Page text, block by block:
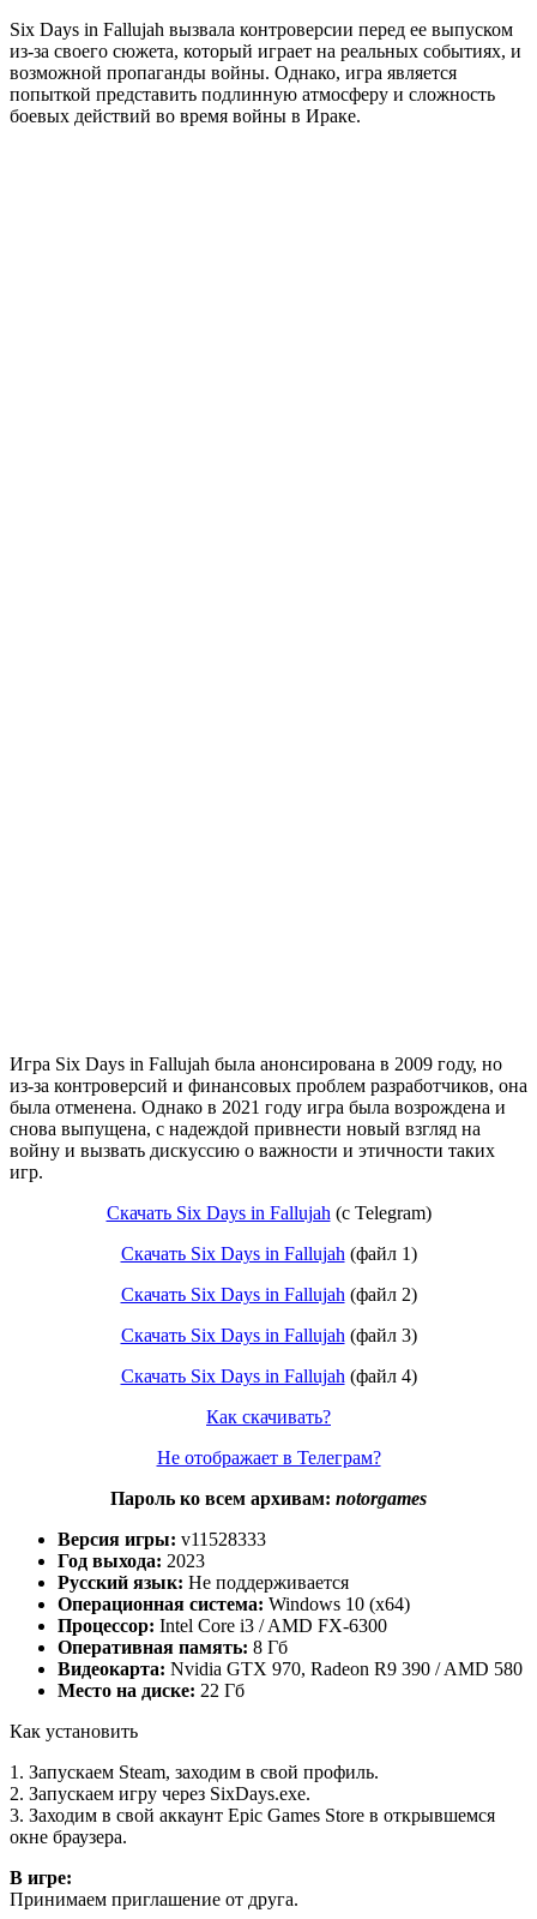
Six Days in Fallujah вызвала контроверсии перед ее выпуском
из-за своего сюжета, который играет на реальных событиях, и
возможной пропаганды войны. Однако, игра является
попыткой представить подлинную атмосферу и сложность
боевых действий во время войны в Ираке.
Игра Six Days in Fallujah была анонсирована в 2009 году, но
из-за контроверсий и финансовых проблем разработчиков, она
была отменена. Однако в 2021 году игра была возрождена и
снова выпущена, с надеждой привнести новый взгляд на
войну и вызвать дискуссию о важности и этичности таких
игр.
Скачать Six Days in Fallujah (c Telegram)
Скачать Six Days in Fallujah (файл 1)
Скачать Six Days in Fallujah (файл 2)
Скачать Six Days in Fallujah (файл 3)
Скачать Six Days in Fallujah (файл 4)
Как скачивать?
Не отображает в Телеграм?
Пароль ко всем архивам: notorgames
Версия игры: v11528333
Год выхода: 2023
Русский язык: Не поддерживается
Операционная система: Windows 10 (x64)
Процессор: Intel Core i3 / AMD FX-6300
Оперативная память: 8 Гб
Видеокарта: Nvidia GTX 970, Radeon R9 390 / AMD 580
Место на диске: 22 Гб
Как установить
1. Запускаем Steam, заходим в свой профиль.
2. Запускаем игру через SixDays.exe.
3. Заходим в свой аккаунт Epic Games Store в открывшемся
окне браузера.
В игре:
Принимаем приглашение от друга.